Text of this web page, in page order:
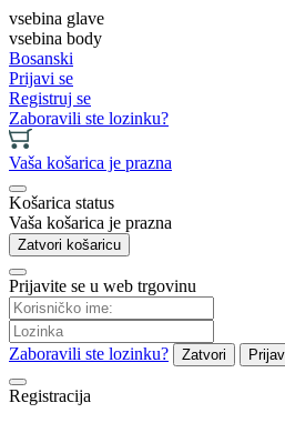
vsebina glave
vsebina body
Bosanski
Prijavi se
Registruj se
Zaboravili ste lozinku?
Vaša košarica je prazna
Košarica status
Vaša košarica je prazna
Zatvori košaricu
Prijavite se u web trgovinu
Zaboravili ste lozinku? Zatvori
Registracija